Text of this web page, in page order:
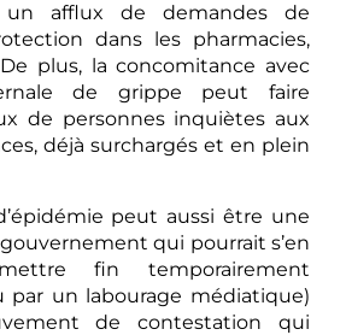
un afflux de demandes de
dans les pharmacies,
plus, la concomitance avec
de grippe peut faire
de personnes inquiètes aux
déjà surchargés et en plein
peut aussi être une
qui pourrait s’en
fin temporairement
par un labourage médiatique)
de contestation qui